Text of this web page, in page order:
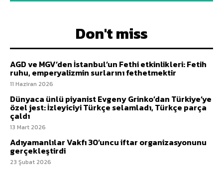
Don't miss
AGD ve MGV’den İstanbul’un Fethi etkinlikleri: Fetih
ruhu, emperyalizmin surlarını fethetmektir
11 Haziran 2026
Dünyaca ünlü piyanist Evgeny Grinko’dan Türkiye’ye
özel jest: İzleyiciyi Türkçe selamladı, Türkçe parça
çaldı
13 Mart 2026
Adıyamanlılar Vakfı 30’uncu iftar organizasyonunu
gerçekleştirdi
23 Şubat 2026